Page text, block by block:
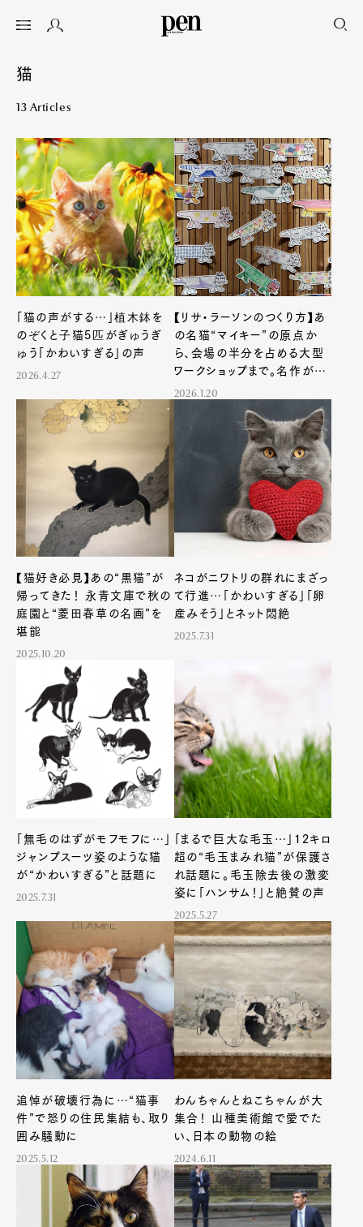
猫
13 Articles
「猫の声がする…」植木鉢を
のぞくと子猫5匹がぎゅうぎ
ゅう「かわいすぎる」の声
2026.4.27
【リサ・ラーソンのつくり方】あ
の名猫“マイキー”の原点か
ら、会場の半分を占める大型
ワークショップまで。名作が生
まれる魔法を体感！
2026.1.20
【猫好き必見】あの“黒猫”が
帰ってきた！ 永青文庫で秋の
庭園と“菱田春草の名画”を
堪能
2025.10.20
ネコがニワトリの群れにまざっ
て行進…「かわいすぎる」「卵
産みそう」とネット悶絶
2025.7.31
「無毛のはずがモフモフに…」
ジャンプスーツ姿のような猫
が“かわいすぎる”と話題に
2025.7.31
「まるで巨大な毛玉…」12キロ
超の“毛玉まみれ猫”が保護さ
れ話題に。毛玉除去後の激変
姿に「ハンサム！」と絶賛の声
2025.5.27
追悼が破壊行為に…“猫事
件”で怒りの住民集結も、取り
囲み騒動に
2025.5.12
わんちゃんとねこちゃんが大
集合！ 山種美術館で愛でた
い、日本の動物の絵
2024.6.11